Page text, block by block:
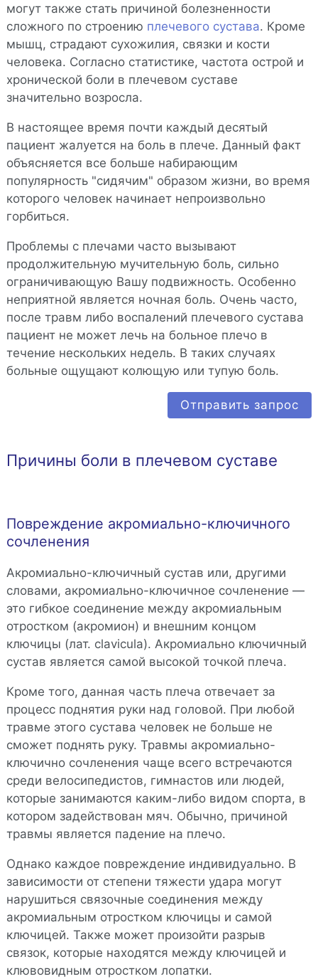
могут также стать причиной болезненности
сложного по строению плечевого сустава. Кроме
мышц, страдают сухожилия, связки и кости
человека. Согласно статистике, частота острой и
хронической боли в плечевом суставе
значительно возросла.
В настоящее время почти каждый десятый
пациент жалуется на боль в плече. Данный факт
объясняется все больше набирающим
популярность "сидячим" образом жизни, во время
которого человек начинает непроизвольно
горбиться.
Проблемы с плечами часто вызывают
продолжительную мучительную боль, сильно
ограничивающую Вашу подвижность. Особенно
неприятной является ночная боль. Очень часто,
после травм либо воспалений плечевого сустава
пациент не может лечь на больное плечо в
течение нескольких недель. В таких случаях
больные ощущают колющую или тупую боль.
Отправить запрос
Причины боли в плечевом суставе
Повреждение акромиально-ключичного
сочленения
Акромиально-ключичный сустав или, другими
словами, акромиально-ключичное сочленение —
это гибкое соединение между акромиальным
отростком (акромион) и внешним концом
ключицы (лат. clavicula). Акромиально ключичный
сустав является самой высокой точкой плеча.
Кроме того, данная часть плеча отвечает за
процесс поднятия руки над головой. При любой
травме этого сустава человек не больше не
сможет поднять руку. Травмы акромиально-
ключично сочленения чаще всего встречаются
среди велосипедистов, гимнастов или людей,
которые занимаются каким-либо видом спорта, в
котором задействован мяч. Обычно, причиной
травмы является падение на плечо.
Однако каждое повреждение индивидуально. В
зависимости от степени тяжести удара могут
нарушиться связочные соединения между
акромиальным отростком ключицы и самой
ключицей. Также может произойти разрыв
связок, которые находятся между ключицей и
клювовидным отростком лопатки.